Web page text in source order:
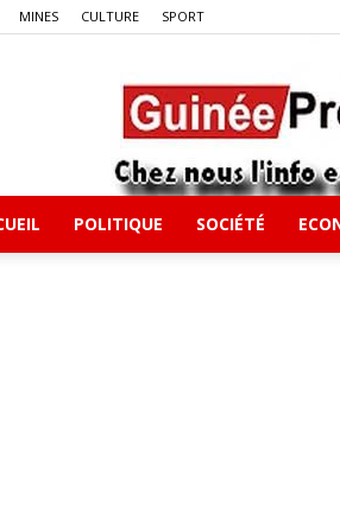
MINES CULTURE SPORT
POLITIQUE SOCIÉTÉ